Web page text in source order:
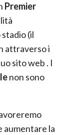
Premier
(il
attraverso i
sito web . I
non sono
aumentare la